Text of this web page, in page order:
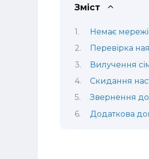
Зміст
Немає
Перевірка
Вилучення
Скидання
Звернення до
Додаткова